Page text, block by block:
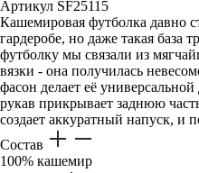
Артикул SF25115
Кашемировая футболка давно
гардеробе, но даже такая база
футболку мы связали из
вязки - она получилась
фасон делает её
рукав прикрывает заднюю
создает аккуратный напуск, и
Состав
100% кашемир